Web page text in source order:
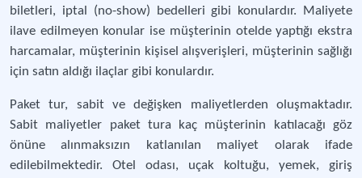
biletleri, iptal (no-show) bedelleri gibi konulardır. Maliyete
ilave edilmeyen konular ise müşterinin otelde yaptığı ekstra
harcamalar, müşterinin kişisel alışverişleri, müşterinin sağlığı
için satın aldığı ilaçlar gibi konulardır.
Paket tur, sabit ve değişken maliyetlerden oluşmaktadır.
Sabit maliyetler paket tura kaç müşterinin katılacağı göz
önüne alınmaksızın katlanılan maliyet olarak ifade
edilebilmektedir. Otel odası, uçak koltuğu, yemek, giriş